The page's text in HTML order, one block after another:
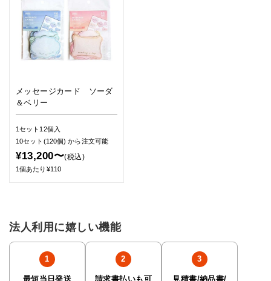
メッセージカード ソーダ
＆ベリー
1セット12個入
10セット(120個)から注文可能
¥13,200〜(税込)
1個あたり¥110
法人利用に嬉しい機能
最短当日発送 請求書払いも可 見積書/納品書/